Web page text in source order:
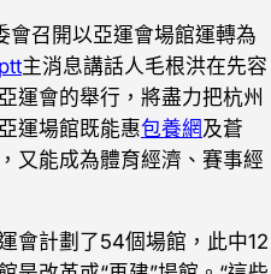
召開以亞運會場館運轉為
主消息講話人毛根洪在先容
運會的舉行，將盡力把杭州
運場館既能惠包養網及蒼
又能成為體育經濟、賽事經
會計劃了54個場館，此中12